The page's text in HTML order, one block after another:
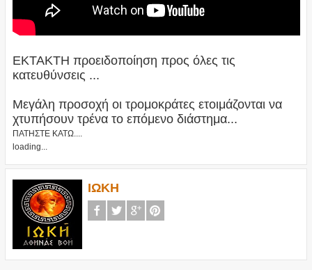
ΕΚΤΑΚΤΗ προειδοποίηση προς όλες τις
κατευθύνσεις ...
Μεγάλη προσοχή οι τρομοκράτες ετοιμάζονται να
χτυπήσουν τρένα το επόμενο διάστημα...
ΠΑΤΗΣΤΕ ΚΑΤΩ....
loading...
ΙΩΚΗ